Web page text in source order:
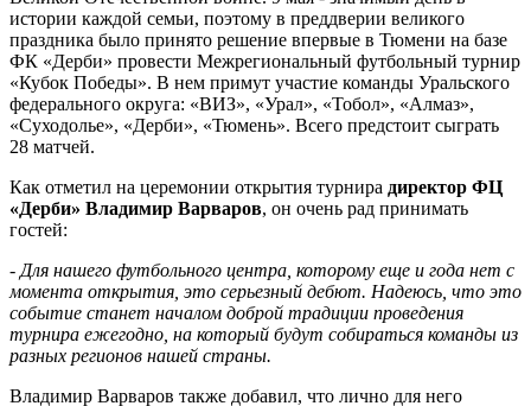
истории каждой семьи, поэтому в преддверии великого
праздника было принято решение впервые в Тюмени на базе
ФК «Дерби» провести Межрегиональный футбольный турнир
«Кубок Победы». В нем примут участие команды Уральского
федерального округа: «ВИЗ», «Урал», «Тобол», «Алмаз»,
«Суходолье», «Дерби», «Тюмень». Всего предстоит сыграть
28 матчей.
Как отметил на церемонии открытия турнира директор ФЦ
«Дерби» Владимир Варваров, он очень рад принимать
гостей:
- Для нашего футбольного центра, которому еще и года нет с
момента открытия, это серьезный дебют. Надеюсь, что это
событие станет началом доброй традиции проведения
турнира ежегодно, на который будут собираться команды из
разных регионов нашей страны.
Владимир Варваров также добавил, что лично для него